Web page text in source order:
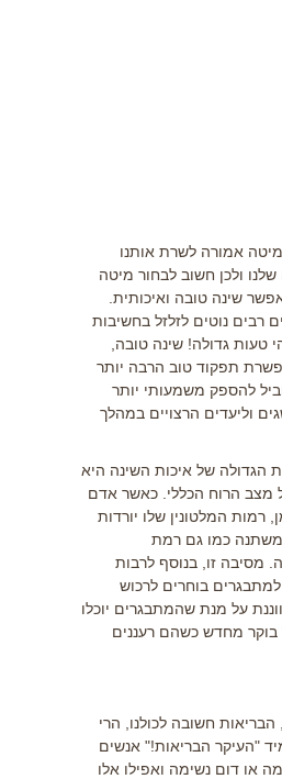
אמורה לשרת אותנו
ולכן חשוב לבחור מיטה
שינה טובה ואיכותית.
רבים נוטים לזלזל בחשיבות
טעות גדולה! שינה טובה,
תפקוד טוב הרבה יותר
להספק משמעותי יותר
וליעדים הרצויים במהלך
הגדולה של איכות השינה היא
הרוח הכללי. כאשר אדם
רמות המלטונין שלו יורדות
משתנה כמו גם רמת
מסיבה זו, בנוסף לרבות
בוחרים לרכוש
על מנת שהמתבגרים יוכלו
בוקר מחדש כשהם רעננים
חשובה לכולנו, הרי
"העיקר הבריאות!" אנשים
או דום נשימה ואפילו אלו